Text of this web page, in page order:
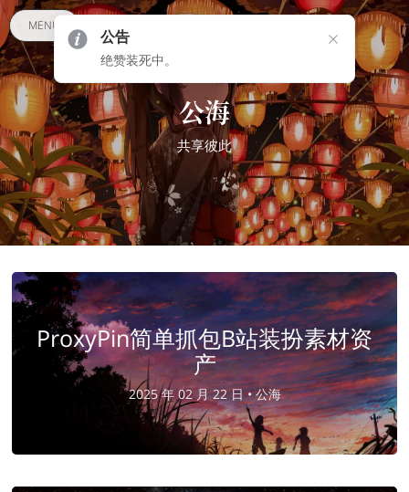
MENU
公海
共享彼此
ProxyPin简单抓包B站装扮素材资
产
2025 年 02 月 22 日 •公海
公告
绝赞装死中。